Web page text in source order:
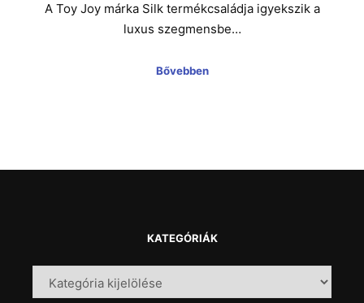
A Toy Joy márka Silk termékcsaládja igyekszik a
luxus szegmensbe…
Bővebben
KATEGÓRIÁK